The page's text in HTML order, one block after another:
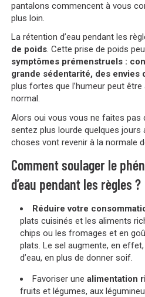
pantalons commencent à vous
plus loin.
La rétention d’eau pendant les
de poids. Cette prise de poids
symptômes prémenstruels :
grande sédentarité, des envies
plus fortes que l’humeur peut
normal.
Alors oui vous vous ne faites pas
sentez plus lourde quelques jours
choses vont revenir à la normale
Comment soulager le
d’eau pendant les règles ?
Réduire votre
plats cuisinés et les aliments
chips ou les fromages et en
plats. Le sel augmente, en
d’eau, en plus de donner soif.
Favoriser une alimentation
fruits et légumes, aux